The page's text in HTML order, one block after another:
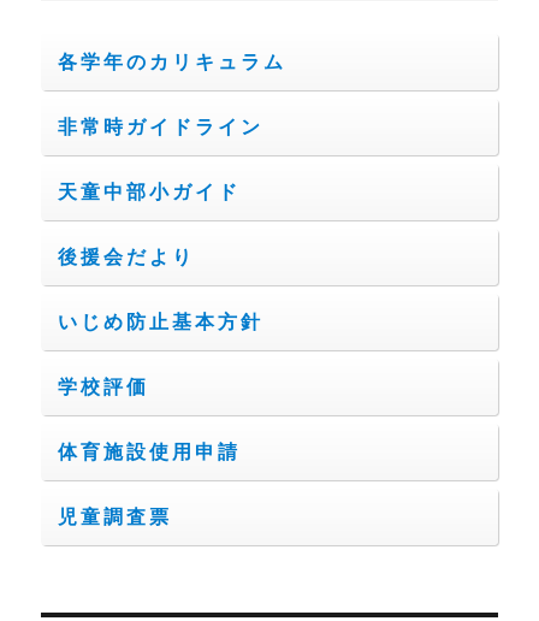
各学年のカリキュラム
非常時ガイドライン
天童中部小ガイド
後援会だより
いじめ防止基本方針
学校評価
体育施設使用申請
児童調査票